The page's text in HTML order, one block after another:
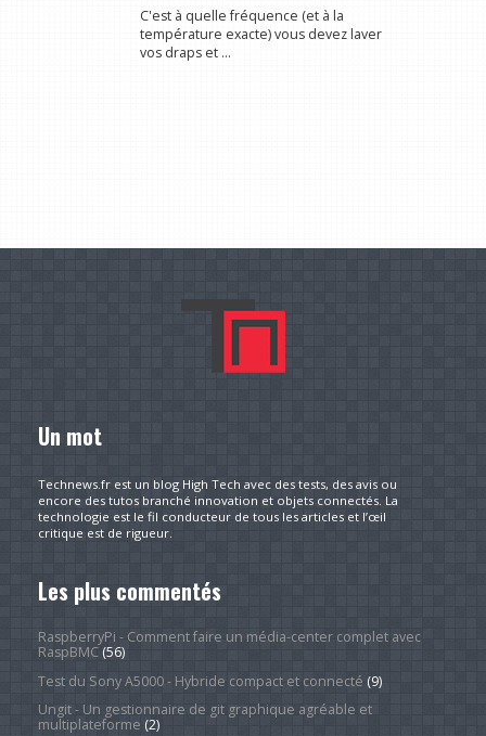
C'est à quelle fréquence (et à la
température exacte) vous devez laver
vos draps et ...
Un mot
Technews.fr est un blog High Tech avec des tests, des avis ou
encore des tutos branché innovation et objets connectés. La
technologie est le fil conducteur de tous les articles et l’œil
critique est de rigueur.
Les plus commentés
RaspberryPi - Comment faire un média-center complet avec
RaspBMC(56)
Test du Sony A5000 - Hybride compact et connecté (9)
Ungit - Un gestionnaire de git graphique agréable et
multiplateforme (2)